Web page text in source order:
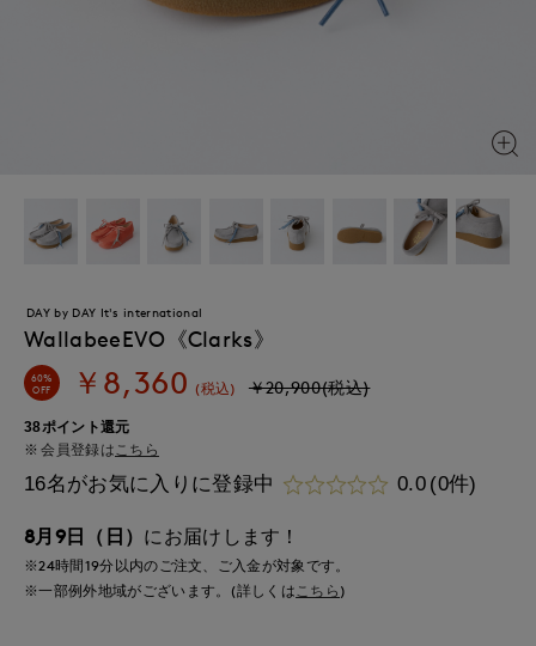
DAY by DAY It's international
WallabeeEVO《Clarks》
60%
OFF ￥8,360 (税込) ￥20,900(税込)
38ポイント還元
会員登録は こちら
16名がお気に入りに登録中 0.0 (0件)
8月9日（日） にお届けします！
※24時間19分以内のご注文、ご入金が対象です。
※一部例外地域がございます。(詳しくはこちら )